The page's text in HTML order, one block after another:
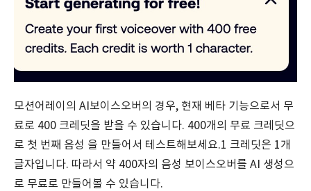
모션어레이의 AI보이스오버의 경우, 현재 베타 기능으로서 무
료로 400 크레딧을 받을 수 있습니다. 400개의 무료 크레딧으
로 첫 번째 음성 을 만들어서 테스트해보세요.1 크레딧은 1개
글자입니다. 따라서 약 400자의 음성 보이스오버를 AI 생성으
로 무료로 만들어볼 수 있습니다.